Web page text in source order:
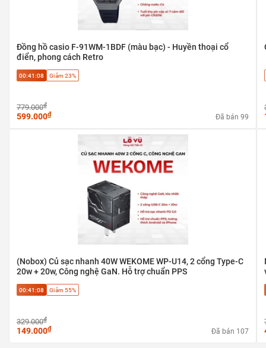
Đồng hồ casio F-91WM-1BDF (màu bạc) - Huyền thoại cổ
điển, phong cách Retro
00:41:07 Giảm 23%
779.000₫
599.000₫ Đã bán 99
(Nobox) Củ sạc nhanh 40W WEKOME WP-U14, 2 cổng Type-C
20w + 20w, Công nghệ GaN. Hỗ trợ chuẩn PPS
00:41:07 Giảm 55%
329.000₫
149.000₫ Đã bán 107